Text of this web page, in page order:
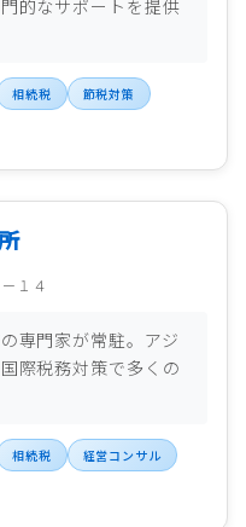
的なサポートを提供
相続税 節税対策
１４
専門家が常駐。アジ
際税務対策で多くの
相続税 経営コンサル